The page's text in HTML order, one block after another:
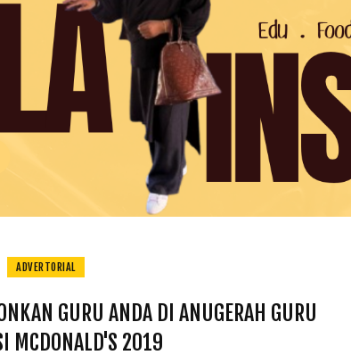
ADVERTORIAL
GURU ANDA DI ANUGERAH GURU
MCDONALD'S 2019